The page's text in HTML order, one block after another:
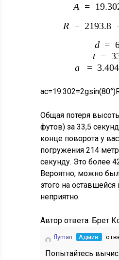
A =
R = 2193.8
d =
t =
a
= 3.404
ac=19.302=2gsin(80°)
Общая потеря
футов) за 33,5
конце поворота у
погружения 214
секунду. Это более
Вероятно, можно
этого на
неприятно.
Автор ответа: Брет
flyman Админ.
Попытайтесь